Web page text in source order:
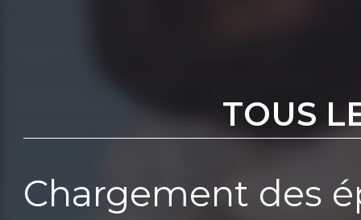
TOUS
Chargement des